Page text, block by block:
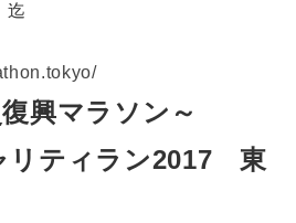
迄
興マラソン～
リティラン2017 東